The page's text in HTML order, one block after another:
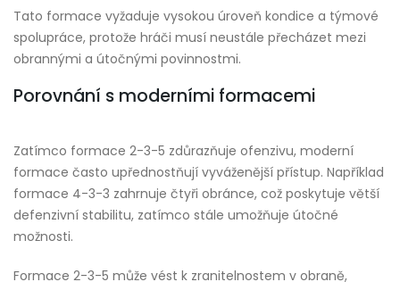
Tato formace vyžaduje vysokou úroveň kondice a týmové
spolupráce, protože hráči musí neustále přecházet mezi
obrannými a útočnými povinnostmi.
Porovnání s moderními formacemi
Zatímco formace 2-3-5 zdůrazňuje ofenzivu, moderní
formace často upřednostňují vyváženější přístup. Například
formace 4-3-3 zahrnuje čtyři obránce, což poskytuje větší
defenzivní stabilitu, zatímco stále umožňuje útočné
možnosti.
Formace 2-3-5 může vést k zranitelnostem v obraně,